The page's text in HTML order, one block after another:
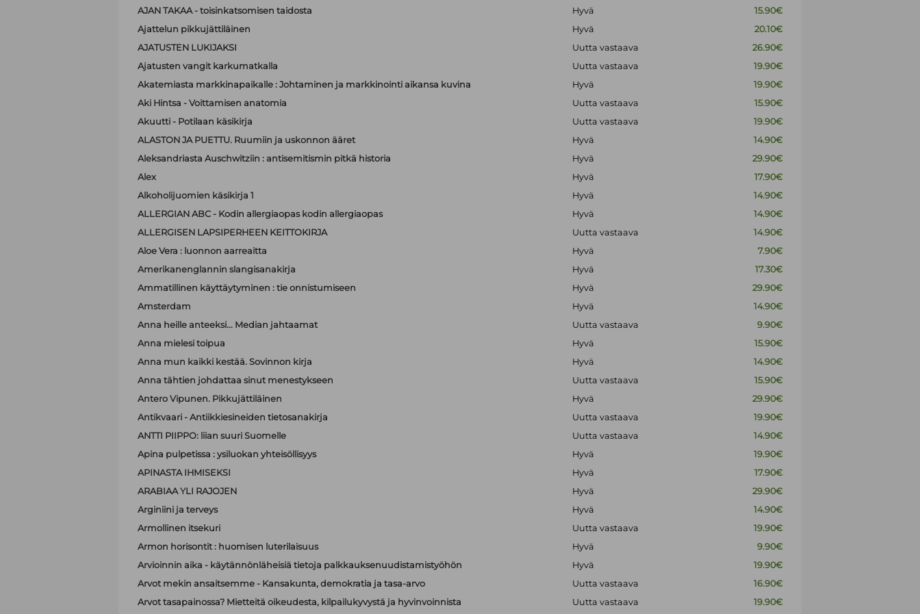
AJAN TAKAA - toisinkatsomisen taidosta
Hyvä
15.90€
Ajattelun pikkujättiläinen
Hyvä
20.10€
AJATUSTEN LUKIJAKSI
Uutta vastaava
26.90€
Ajatusten vangit karkumatkalla
Uutta vastaava
19.90€
Akatemiasta markkinapaikalle : Johtaminen ja markkinointi aikansa kuvina
Hyvä
19.90€
Aki Hintsa - Voittamisen anatomia
Uutta vastaava
15.90€
Akuutti - Potilaan käsikirja
Uutta vastaava
19.90€
ALASTON JA PUETTU. Ruumiin ja uskonnon ääret
Hyvä
14.90€
Aleksandriasta Auschwitziin : antisemitismin pitkä historia
Hyvä
29.90€
Alex
Hyvä
17.90€
Alkoholijuomien käsikirja 1
Hyvä
14.90€
ALLERGIAN ABC - Kodin allergiaopas kodin allergiaopas
Hyvä
14.90€
ALLERGISEN LAPSIPERHEEN KEITTOKIRJA
Uutta vastaava
14.90€
Aloe Vera : luonnon aarreaitta
Hyvä
7.90€
Amerikanenglannin slangisanakirja
Hyvä
17.30€
Ammatillinen käyttäytyminen : tie onnistumiseen
Hyvä
29.90€
Amsterdam
Hyvä
14.90€
Anna heille anteeksi... Median jahtaamat
Uutta vastaava
9.90€
Anna mielesi toipua
Hyvä
15.90€
Anna mun kaikki kestää. Sovinnon kirja
Hyvä
14.90€
Anna tähtien johdattaa sinut menestykseen
Uutta vastaava
15.90€
Antero Vipunen. Pikkujättiläinen
Hyvä
29.90€
Antikvaari - Antiikkiesineiden tietosanakirja
Uutta vastaava
19.90€
ANTTI PIIPPO: liian suuri Suomelle
Uutta vastaava
14.90€
Apina pulpetissa : ysiluokan yhteisöllisyys
Hyvä
19.90€
APINASTA IHMISEKSI
Hyvä
17.90€
ARABIAA YLI RAJOJEN
Hyvä
29.90€
Arginiini ja terveys
Hyvä
14.90€
Armollinen itsekuri
Uutta vastaava
19.90€
Armon horisontit : huomisen luterilaisuus
Hyvä
9.90€
Arvioinnin aika - käytännönläheisiä tietoja palkkauksenuudistamistyöhön
Hyvä
19.90€
Arvot mekin ansaitsemme - Kansakunta, demokratia ja tasa-arvo
Uutta vastaava
16.90€
Arvot tasapainossa? Mietteitä oikeudesta, kilpailukyvystä ja hyvinvoinnista
Uutta vastaava
19.90€